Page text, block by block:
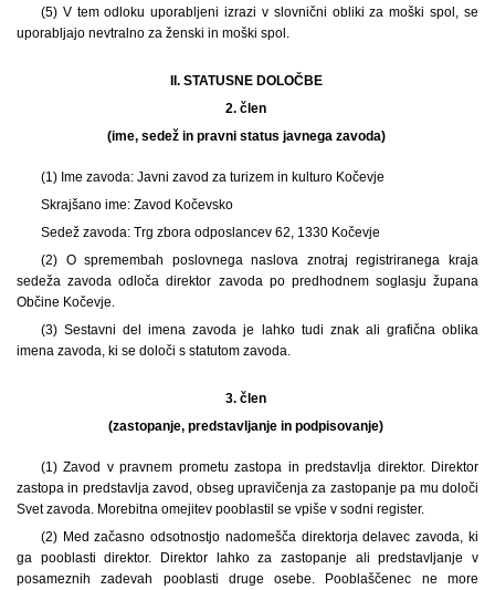
(5) V tem odloku uporabljeni izrazi v slovnični obliki za moški spol, se
uporabljajo nevtralno za ženski in moški spol.
II. STATUSNE DOLOČBE
2. člen
(ime, sedež in pravni status javnega zavoda)
(1) Ime zavoda: Javni zavod za turizem in kulturo Kočevje
Skrajšano ime: Zavod Kočevsko
Sedež zavoda: Trg zbora odposlancev 62, 1330 Kočevje
(2) O spremembah poslovnega naslova znotraj registriranega kraja
sedeža zavoda odloča direktor zavoda po predhodnem soglasju župana
Občine Kočevje.
(3) Sestavni del imena zavoda je lahko tudi znak ali grafična oblika
imena zavoda, ki se določi s statutom zavoda.
3. člen
(zastopanje, predstavljanje in podpisovanje)
(1) Zavod v pravnem prometu zastopa in predstavlja direktor. Direktor
zastopa in predstavlja zavod, obseg upravičenja za zastopanje pa mu določi
Svet zavoda. Morebitna omejitev pooblastil se vpiše v sodni register.
(2) Med začasno odsotnostjo nadomešča direktorja delavec zavoda, ki
ga pooblasti direktor. Direktor lahko za zastopanje ali predstavljanje v
posameznih zadevah pooblasti druge osebe. Pooblaščenec ne more